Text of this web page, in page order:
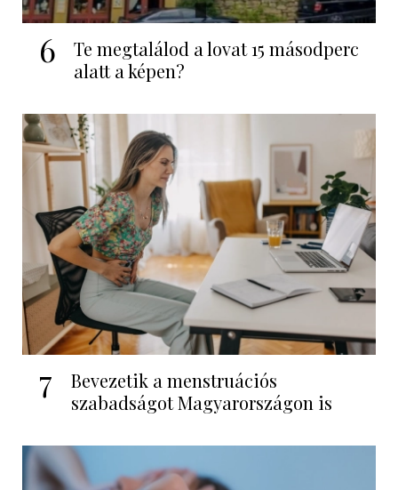
6
Te megtalálod a lovat 15 másodperc
alatt a képen?
7
Bevezetik a menstruációs
szabadságot Magyarországon is